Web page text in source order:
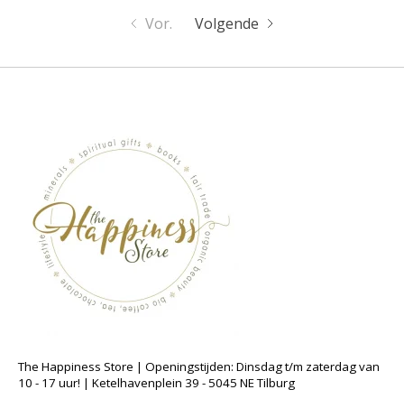
Vor. Volgende
The Happiness Store | Openingstijden: Dinsdag t/m zaterdag van
10 - 17 uur! | Ketelhavenplein 39 - 5045 NE Tilburg